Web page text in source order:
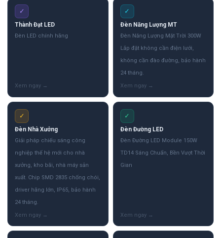
✓
Thành Đạt LED
Đèn LED chính hãng
✓
Đèn Năng Lượng MT
Đèn Năng Lượng Mặt Trời 300W
Lắp đặt không cần điện lưới,
không cần đào đường, bảo hành
24 tháng.
✓
Đèn Nhà Xưởng
Giải pháp chiếu sáng công
nghiệp thế hệ mới cho nhà
xưởng, kho bãi, nhà máy sản
xuất. Chip SMD 2835 chống chói,
driver hãng lớn, IP65, bảo hành
24 tháng.
✓
Đèn Đường LED
Đèn Đường LED Module 150W
TD14 Sáng Chuẩn, Bền Vượt Thời
Gian